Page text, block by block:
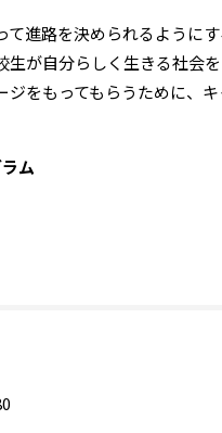
て進路を決められるように
が自分らしく生きる社会
をもってもらうために、
ム